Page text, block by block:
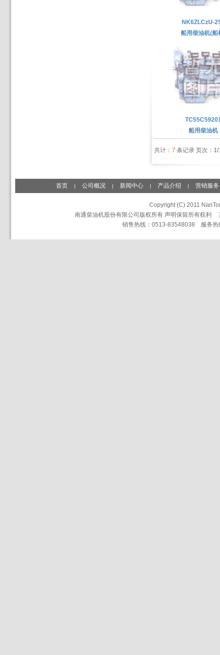
NK6ZLCzU-
船用柴油机(船
船用柴油机
共计： 7 条记录 页次：
首页 | 公司概况 | 新闻中心 | 产品介绍 | 营销服务
Copyright (C) 2011
南通柴油机股份有限公司版权所有 声明保留所有权利
销售热线：0513-83548038 服务热